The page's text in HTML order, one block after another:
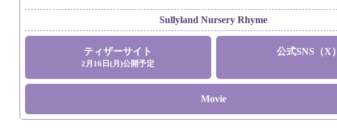
Sullyland Nursery Rhyme
ティザーサイト
2月16日(月)公開予定
公式SNS（X）
Movie